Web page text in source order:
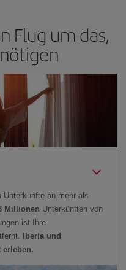
Flug um das,
Unterkünfte an mehr als
Millionen Unterkünften von
ist Ihre
Iberia und
erleben.